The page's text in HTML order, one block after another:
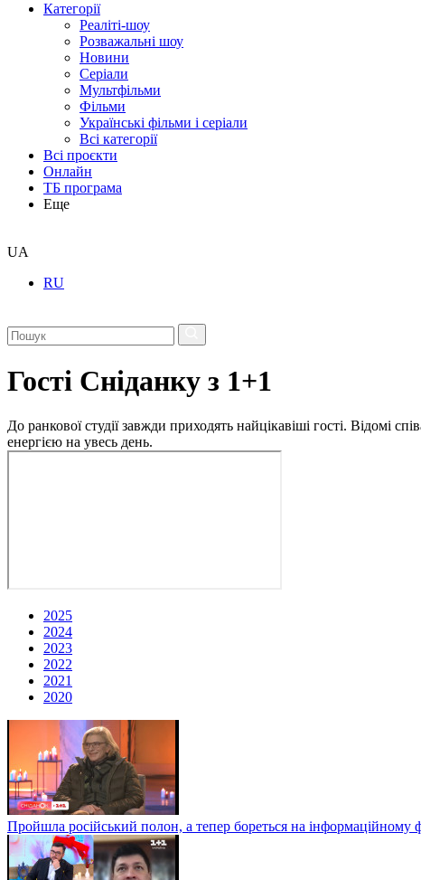
Категорії
Реаліті-шоу
Розважальні шоу
Новини
Серіали
Мультфільми
Фільми
Українські фільми і серіали
Всі категорії
Всі проєкти
Онлайн
ТБ програма
Еще
UA
RU
Гості Сніданку з 1+1
До ранкової студії завжди приходять найцікавіші гості.
енергією на увесь день.
2025
2024
2023
2022
2021
2020
Пройшла російський полон, а тепер бореться на інформаційному